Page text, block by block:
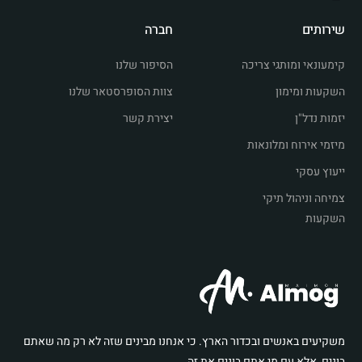
שירותים
קימעונאי ומותגי צריכה
השקעות ומימון
יזמות נדל"ן
מיזמי אירוח ומלונאות
ייעוץ עסקי
צמיחה וניהול תיקי
השקעות
חברה
הסיפור שלנו
צוות הסופרסטאר שלנו
יצירת קשר
משקיעים באנשים ובכדור הארץ. כי אנחנו מבינים שזה לא רק מה שאתם